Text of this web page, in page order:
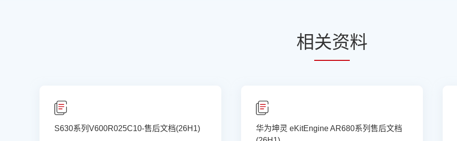
相关资料
S630系列V600R025C10-售后文档(26H1)
华为坤灵 eKitEngine AR680系列售后文档